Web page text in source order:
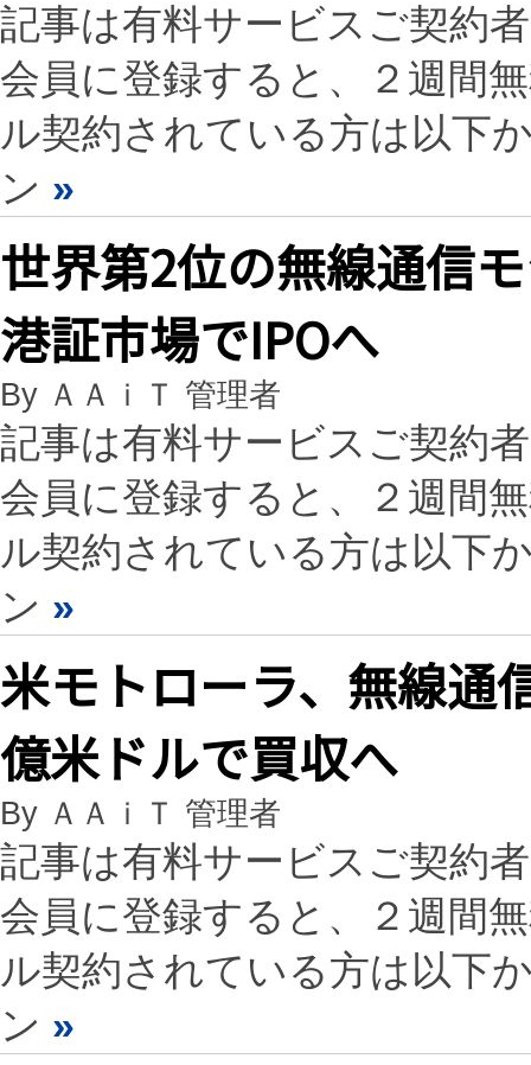
記事は有料サービスご契約
会員に登録すると、２週間
ル契約されている方は以下
ン »
世界第2位の無線通信
港証市場でIPOへ
By ＡＡｉＴ 管理者
記事は有料サービスご契約
会員に登録すると、２週間
ル契約されている方は以下
ン »
米モトローラ、無線通
億米ドルで買収へ
By ＡＡｉＴ 管理者
記事は有料サービスご契約
会員に登録すると、２週間
ル契約されている方は以下
ン »